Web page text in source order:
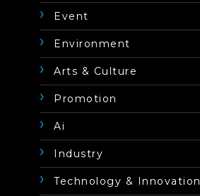
Event
Environment
Arts & Culture
Promotion
Ai
Industry
Technology & Innovation